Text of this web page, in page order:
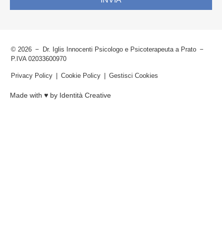
© 2026
Dr. Iglis Innocenti Psicologo e Psicoterapeuta a Prato
P.IVA 02033600970
Privacy Policy Cookie Policy Gestisci Cookies
Made with ♥︎ by Identità Creative